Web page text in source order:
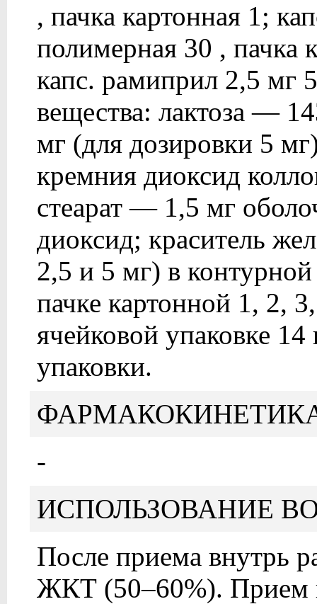
, пачка картонная 1;
полимерная 30 , пачка
капс. рамиприл 2,5 мг
вещества: лактоза —
мг (для дозировки 5
кремния диоксид
стеарат — 1,5 мг
диоксид; краситель
2,5 и 5 мг) в
пачке картонной 1, 2,
ячейковой упаковке
упаковки.
-
ИСПОЛЬЗОВАНИЕ
После приема внутрь
ЖКТ (50–60%). Прием